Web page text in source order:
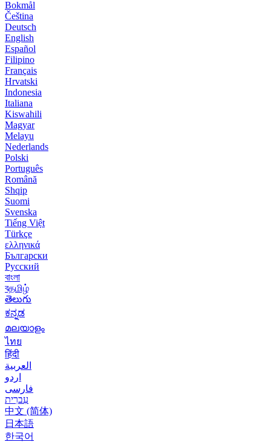
Bokmål
Čeština
Deutsch
English
Español
Filipino
Français
Hrvatski
Indonesia
Italiana
Kiswahili
Magyar
Melayu
Nederlands
Polski
Português
Română
Shqip
Suomi
Svenska
Tiếng Việt
Türkçe
ελληνικά
Български
Русский
বাংলা
বதமிழ்
తెలుగు
ಕನ್ನಡ
മലയാളം
ไทย
हिंदी
العربية
اردو
فارسی
עִברִית
中文 (简体)
日本語
한국어